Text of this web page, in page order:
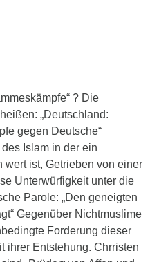
? Die
„Deutschland:
gegen Deutsche“
Islam in der ein
wert ist, Getrieben von einer
Unterwürfigkeit unter die
Parole: „Den geneigten
Gegenüber Nichtmuslime
Forderung dieser
ihrer Entstehung. Chrristen